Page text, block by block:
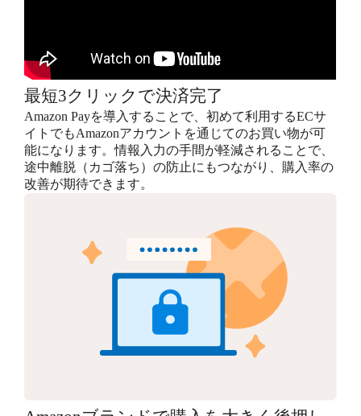
最短3クリックで決済完了
Amazon Payを導入することで、初めて利用するECサ
イトでもAmazonアカウントを通じてのお買い物が可
能になります。情報入力の手間が軽減されることで、
途中離脱（カゴ落ち）の防止にもつながり、購入率の
改善が期待できます。